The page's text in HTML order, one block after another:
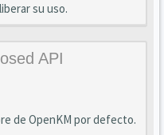
su uso.
API
de OpenKM por defecto.